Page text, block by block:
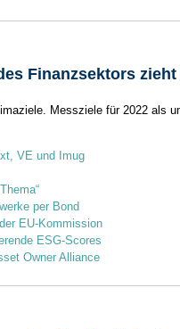
Finanzsektors
Messziele für 2022 als
VE und Imug
per Bond
EU-Kommission
ESG-Scores
Owner Alli­ance